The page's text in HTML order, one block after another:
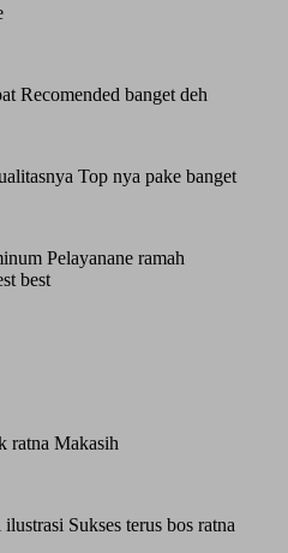
Recomended banget deh
Top nya pake banget
Pelayanane ramah
best
ratna Makasih
Sukses terus bos ratna